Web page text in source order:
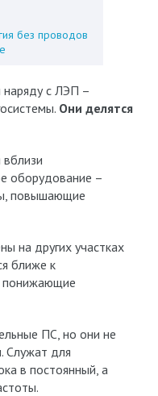
без проводов
с ЛЭП –
Они делятся
оборудование –
повышающие
на других участках
ближе к
понижающие
ПС, но они не
Служат для
в постоянный, а